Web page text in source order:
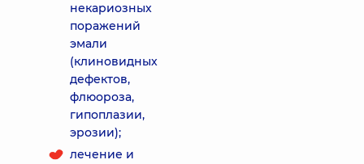
некариозных
поражений
эмали
(клиновидных
дефектов,
флюороза,
гипоплазии,
эрозии);
лечение и